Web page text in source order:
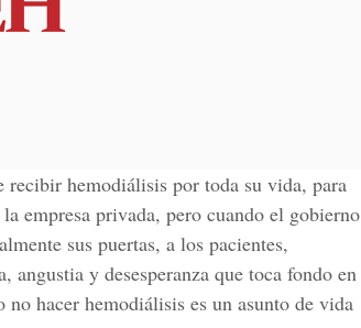
recibir hemodiálisis por toda su vida, para
empresa privada, pero cuando el gobierno
sus puertas, a los pacientes,
angustia y desesperanza que toca fondo en
hacer hemodiálisis es un asunto de vida